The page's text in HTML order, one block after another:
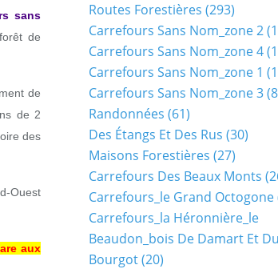
sans
de
de
de 2
des
Ouest
aux
Routes Forestières (293)
Carrefours Sans Nom_zone 2
Carrefours Sans Nom_zone 4
Carrefours Sans Nom_zone 1
Carrefours Sans Nom_zone 3
Randonnées (61)
Des Étangs Et Des Rus (30)
Maisons Forestières (27)
Carrefours Des Beaux Monts
Carrefours_le Grand Octogone
Carrefours_la Héronnière_le
Beaudon_bois De Damart Et Du
Bourgot(20)